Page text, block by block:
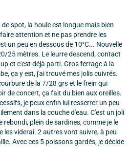
spot, la houle est longue mais bien
attention et ne pas prendre les
un peu en dessous de 10°C... Nouvelle
25 mètres. Le leurre descend, contact
et c'est déjà parti. Gros ferrage à la
ça y est, j'ai trouvé mes jolis cuivrés.
de la 7/28 grs et le frein qui
de concert, ça fait du bien aux oreilles.
je peux enfin lui resserrer un peu
dans la couche d'eau. C'est un joli
rebondi, plein de sardines, comme je le
les viderai. 2 autres vont suivre, à peu
Avec ces 5 poissons gardés, je décide